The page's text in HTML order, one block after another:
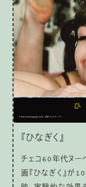
『ひなぎく』
チェコ60年代ヌー
画『ひなぎく』が